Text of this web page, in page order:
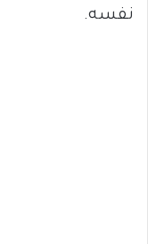
نفسه.